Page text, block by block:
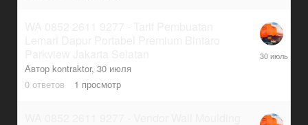
Автор kontraktor, 30 июля
0 ответов 1 просмотр
30
июля